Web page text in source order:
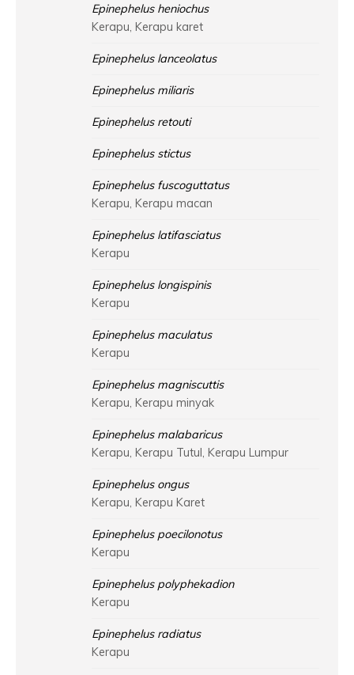
Epinephelus heniochus
Kerapu, Kerapu karet
Epinephelus lanceolatus
Epinephelus miliaris
Epinephelus retouti
Epinephelus stictus
Epinephelus fuscoguttatus
Kerapu, Kerapu macan
Epinephelus latifasciatus
Kerapu
Epinephelus longispinis
Kerapu
Epinephelus maculatus
Kerapu
Epinephelus magniscuttis
Kerapu, Kerapu minyak
Epinephelus malabaricus
Kerapu, Kerapu Tutul, Kerapu Lumpur
Epinephelus ongus
Kerapu, Kerapu Karet
Epinephelus poecilonotus
Kerapu
Epinephelus polyphekadion
Kerapu
Epinephelus radiatus
Kerapu